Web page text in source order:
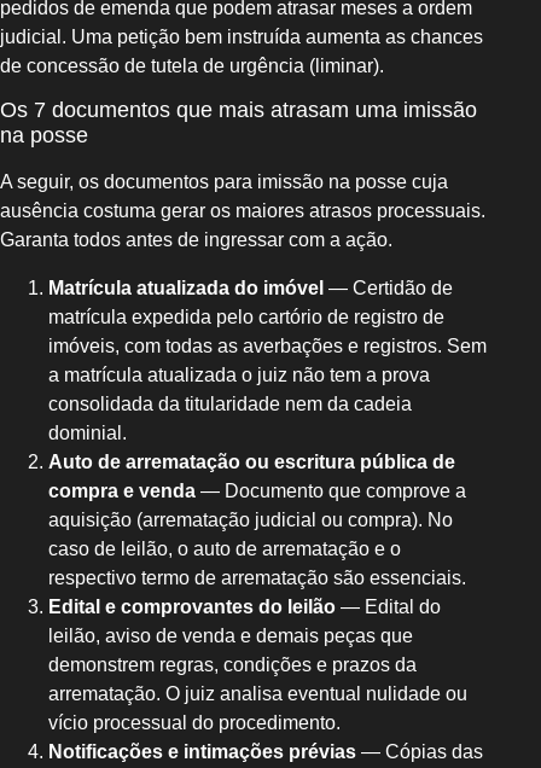
pedidos de emenda que podem atrasar meses a ordem
judicial. Uma petição bem instruída aumenta as chances
de concessão de tutela de urgência (liminar).
Os 7 documentos que mais atrasam uma imissão
na posse
A seguir, os documentos para imissão na posse cuja
ausência costuma gerar os maiores atrasos processuais.
Garanta todos antes de ingressar com a ação.
Matrícula atualizada do imóvel — Certidão de
matrícula expedida pelo cartório de registro de
imóveis, com todas as averbações e registros. Sem
a matrícula atualizada o juiz não tem a prova
consolidada da titularidade nem da cadeia
dominial.
Auto de arrematação ou escritura pública de
compra e venda — Documento que comprove a
aquisição (arrematação judicial ou compra). No
caso de leilão, o auto de arrematação e o
respectivo termo de arrematação são essenciais.
Edital e comprovantes do leilão — Edital do
leilão, aviso de venda e demais peças que
demonstrem regras, condições e prazos da
arrematação. O juiz analisa eventual nulidade ou
vício processual do procedimento.
Notificações e intimações prévias — Cópias das